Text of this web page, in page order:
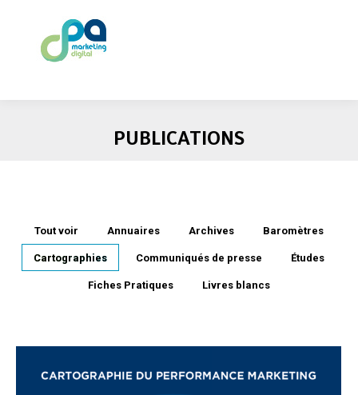
PUBLICATIONS
Tout voir Annuaires Archives Baromètres
Cartographies Communiqués de presse Études
Fiches Pratiques Livres blancs